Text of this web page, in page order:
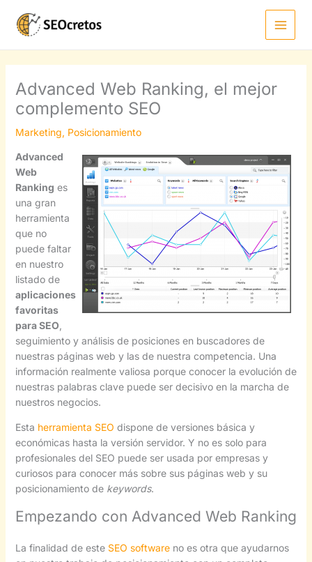
contenido
Advanced Web Ranking, el mejor
complemento SEO
Marketing, Posicionamiento
Advanced
Web
Ranking es
una gran
herramienta
que no
puede faltar
en nuestro
listado de
aplicaciones
favoritas
para SEO
seguimiento y análisis de posiciones en buscadores de
nuestras páginas web y las de nuestra competencia. Una
información realmente valiosa porque conocer la evolución de
nuestras palabras clave puede ser decisivo en la marcha de
nuestros negocios.
Esta herramienta SEO dispone de versiones básica y
económicas hasta la versión servidor. Y no es solo para
profesionales del SEO puede ser usada por empresas y
curiosos para conocer más sobre sus páginas web y su
posicionamiento de keywords.
Empezando con Advanced Web Ranking
La finalidad de este SEO softwareno es otra que ayudarnos